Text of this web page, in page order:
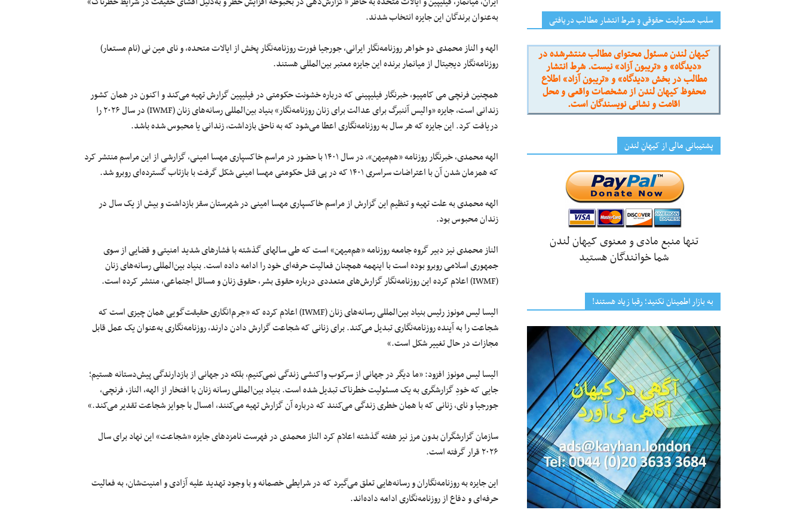
به‌عنوان برندگان این جایزه انتخاب شدند.
الهه و الناز محمدی دو خواهر روزنامه‌نگار ایرانی، جورجیا فورت روزنامه‌نگار پخش از ایالات متحده، و نای مین نی (نام مستعار)
روزنامه‌نگار دیجیتال از میانمار برنده این جایزه معتبر بین‌المللی هستند.
همچنین فرنچی می کامپیو، خبرنگار فیلیپینی که درباره خشونت حکومتی در فیلیپین گزارش تهیه می‌کند و اکنون در همان کشور
زندانی است، جایزه «والیس آننبرگ برای عدالت برای زنان روزنامه‌نگار» بنیاد بین‌المللی رسانه‌های زنان (IWMF) در سال ۲۰۲۶ را
دریافت کرد. این جایزه‌ که هر سال به روزنامه‌نگاری اعطا می‌شود که به ناحق بازداشت، زندانی یا محبوس شده باشد.
الهه محمدی، خبرنگار روزنامه «هم‌میهن»، در سال ۱۴۰۱ با حضور در مراسم خاکسپاری مهسا امینی، گزارشی از این مراسم منتشر کرد
که همزمان شدن آن با اعتراضات سراسری ۱۴۰۱ که در پی قتل حکومتی مهسا امینی شکل گرفت با بازتاب گسترده‌ای روبرو شد.
الهه محمدی به علت تهیه و تنظیم این گزارش از مراسم خاکسپاری مهسا امینی در شهرستان سقز بازداشت و بیش از یک سال در
زندان محبوس بود.
الناز محمدی نیز دبیر گروه جامعه روزنامه «هم‌میهن» است که طی سالهای گذشته با فشارهای شدید امنیتی و قضایی از سوی
جمهوری اسلامی روبرو بوده است با اینهمه همچنان فعالیت حرفه‌ای خود را ادامه داده است. بنیاد بین‌المللی رسانه‌های زنان
(IWMF) اعلام کرده این روزنامه‌نگار گزارش‌های متعددی درباره حقوق بشر، حقوق زنان و مسائل اجتماعی، منتشر کرده است.
الیسا لیس مونوز رئیس بنیاد بین‌المللی رسانه‌های زنان (IWMF) اعلام کرده که «جرم‌انگاری حقیقت‌گویی همان چیزی است که
شجاعت را به آینده روزنامه‌نگاری تبدیل می‌کند. برای زنانی که شجاعت گزارش دادن دارند، روزنامه‌نگاری به‌عنوان یک عمل قابل
مجازات در حال تغییر شکل است.»
الیسا لیس مونوز افزود: «ما دیگر در جهانی از سرکوب واکنشی زندگی نمی‌کنیم، بلکه در جهانی از بازدارندگی پیش‌دستانه هستیم؛
جایی که خودِ گزارشگری به یک مسئولیت خطرناک تبدیل شده است. بنیاد بین‌المللی رسانه زنان با افتخار از الهه، الناز، فرنچی،
جورجیا و نای، زنانی که با همان خطری زندگی می‌کنند که درباره آن گزارش تهیه می‌کنند، امسال با جوایز شجاعت تقدیر می‌کند.»
سازمان گزارشگران بدون مرز نیز هفته گذشته اعلام کرد الناز محمدی در فهرست نامزدهای جایزه «شجاعت» این نهاد برای سال
۲۰۲۶ قرار گرفته است.
این جایزه به روزنامه‌نگاران و رسانه‌هایی تعلق می‌گیرد که در شرایطی خصمانه و با وجود تهدید علیه آزادی و امنیت‌شان، به فعالیت
حرفه‌ای و دفاع از روزنامه‌نگاری ادامه داده‌اند.
سلب مسئولیت حقوقی و شرط انتشار مطالب دریافتی
کیهان لندن مسئول محتوای مطالب منتشرشده در
«دیدگاه» و «تریبون آزاد» نیست. شرط انتشار
مطالب در بخش «دیدگاه» و «تریبون آزاد» اطلاع
محفوظ کیهان لندن از مشخصات واقعی و محل
اقامت و نشانی نویسندگان است.
پشتیبانی مالی از کیهانِ لندن
تنها منبع مادی و معنوی کیهان لندن
شما خوانندگان هستید
به بازار اطمینان نکنید؛ رقبا زیاد هستند!